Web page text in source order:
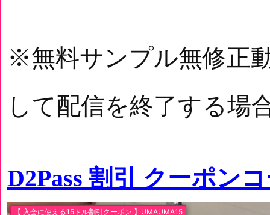
※無料サンプル無修正
して配信を終了する場
D2Pass 割引 クーポン